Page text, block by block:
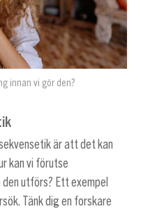
innan vi gör den?
är att det kan
kan vi förutse
den utförs? Ett exempel
Tänk dig en forskare